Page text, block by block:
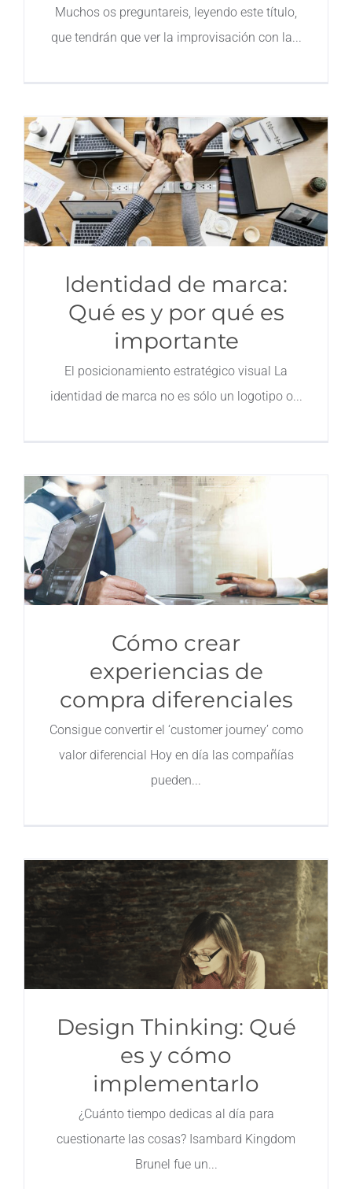
Muchos os preguntareis, leyendo este título,
que tendrán que ver la improvisación con la
Identidad de marca:
Qué es y por qué es
importante
El posicionamiento estratégico visual La
identidad de marca no es sólo un logotipo o
Cómo crear
experiencias de
compra diferenciales
Consigue convertir el ‘customer journey’ como
valor diferencial Hoy en día las compañías
pueden
Design Thinking: Qué
es y cómo
implementarlo
¿Cuánto tiempo dedicas al día para
cuestionarte las cosas? Isambard Kingdom
Brunel fue un